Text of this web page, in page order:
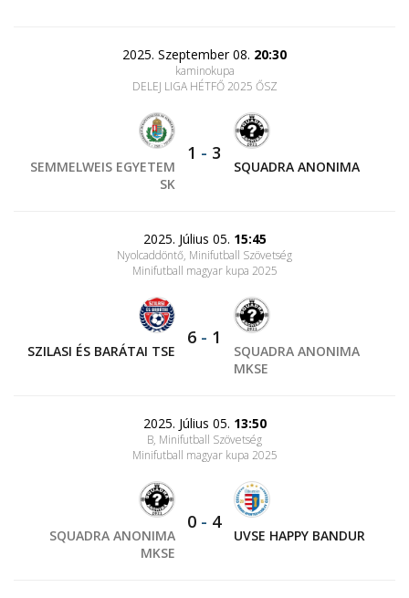
2025. Szeptember 08. 20:30
kaminokupa
DELEJ LIGA HÉTFŐ 2025 ŐSZ
SEMMELWEIS EGYETEM
SK
1 - 3
SQUADRA ANONIMA
2025. Július 05. 15:45
Nyolcaddöntő, Minifutball Szövetség
Minifutball magyar kupa 2025
SZILASI ÉS BARÁTAI TSE
6 - 1
SQUADRA ANONIMA
MKSE
2025. Július 05. 13:50
B, Minifutball Szövetség
Minifutball magyar kupa 2025
SQUADRA ANONIMA
MKSE
0 - 4
UVSE HAPPY BANDUR